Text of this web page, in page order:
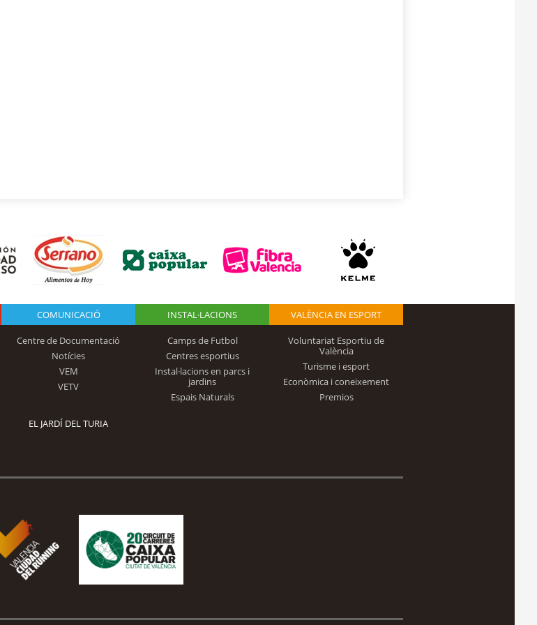
COMUNICACIÓ
Centre de Documentació
Notícies
VEM
VETV
INSTAL·LACIONS
Camps de Futbol
Centres esportius
Instal·lacions en parcs i
jardins
Espais Naturals
VALÈNCIA EN ESPORT
Voluntariat Esportiu de
València
Turisme i esport
Econòmica i coneixement
Premios
EL JARDÍ DEL TURIA